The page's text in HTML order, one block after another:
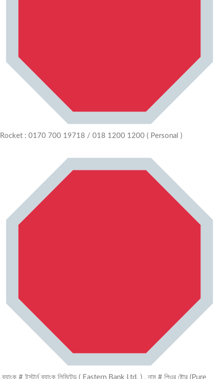
Rocket : 0170 700 19718 / 018 1200 1200 ( Personal )
ব্যাংক # ইস্টার্ন ব্যাংক লিমিটেড ( Eastern Bank Ltd. ) , নাম # পিওর ষ্টোর (Pure